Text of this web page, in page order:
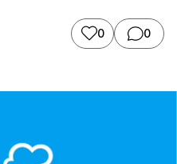
0 0